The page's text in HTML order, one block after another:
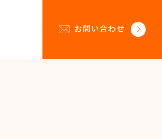
お問い合わせ